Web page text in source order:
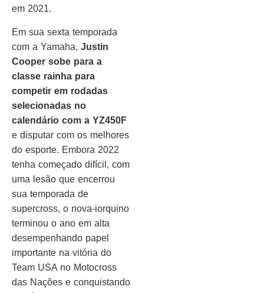
em 2021.
Em sua sexta temporada
com a Yamaha, Justin
Cooper sobe para a
classe rainha para
competir em rodadas
selecionadas no
calendário com a YZ450F
e disputar com os melhores
do esporte. Embora 2022
tenha começado difícil, com
uma lesão que encerrou
sua temporada de
supercross, o nova-iorquino
terminou o ano em alta
desempenhando papel
importante na vitória do
Team USA no Motocross
das Nações e conquistando